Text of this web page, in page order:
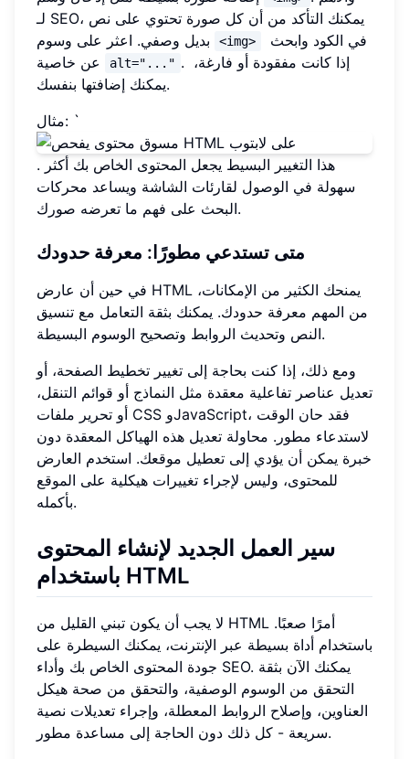
لـ SEO، يمكنك التأكد من أن كل صورة تحتوي على نص
<img>
alt="..." . إذا كانت مفقودة أو فارغة،
يمكنك إضافتها بنفسك.
مثال: `
. هذا التغيير البسيط يجعل المحتوى الخاص بك أكثر
سهولة في الوصول لقارئات الشاشة ويساعد محركات
البحث على فهم ما تعرضه صورك.
متى تستدعي مطورًا: معرفة حدودك
في حين أن عارض HTML يمنحك الكثير من الإمكانات،
من المهم معرفة حدودك. يمكنك بثقة التعامل مع تنسيق
النص وتحديث الروابط وتصحيح الوسوم البسيطة.
ومع ذلك، إذا كنت بحاجة إلى تغيير تخطيط الصفحة، أو
تعديل عناصر تفاعلية معقدة مثل النماذج أو قوائم التنقل،
أو تحرير ملفات CSS وJavaScript، فقد حان الوقت
لاستدعاء مطور. محاولة تعديل هذه الهياكل المعقدة دون
خبرة يمكن أن يؤدي إلى تعطيل موقعك. استخدم العارض
للمحتوى، وليس لإجراء تغييرات هيكلية على الموقع
بأكمله.
سير العمل الجديد لإنشاء المحتوى
باستخدام HTML
لا يجب أن يكون تبني القليل من HTML أمرًا صعبًا.
باستخدام أداة بسيطة عبر الإنترنت، يمكنك السيطرة على
جودة المحتوى الخاص بك وأداء SEO. يمكنك الآن بثقة
التحقق من الوسوم الوصفية، والتحقق من صحة هيكل
العناوين، وإصلاح الروابط المعطلة، وإجراء تعديلات نصية
سريعة - كل ذلك دون الحاجة إلى مساعدة مطور.